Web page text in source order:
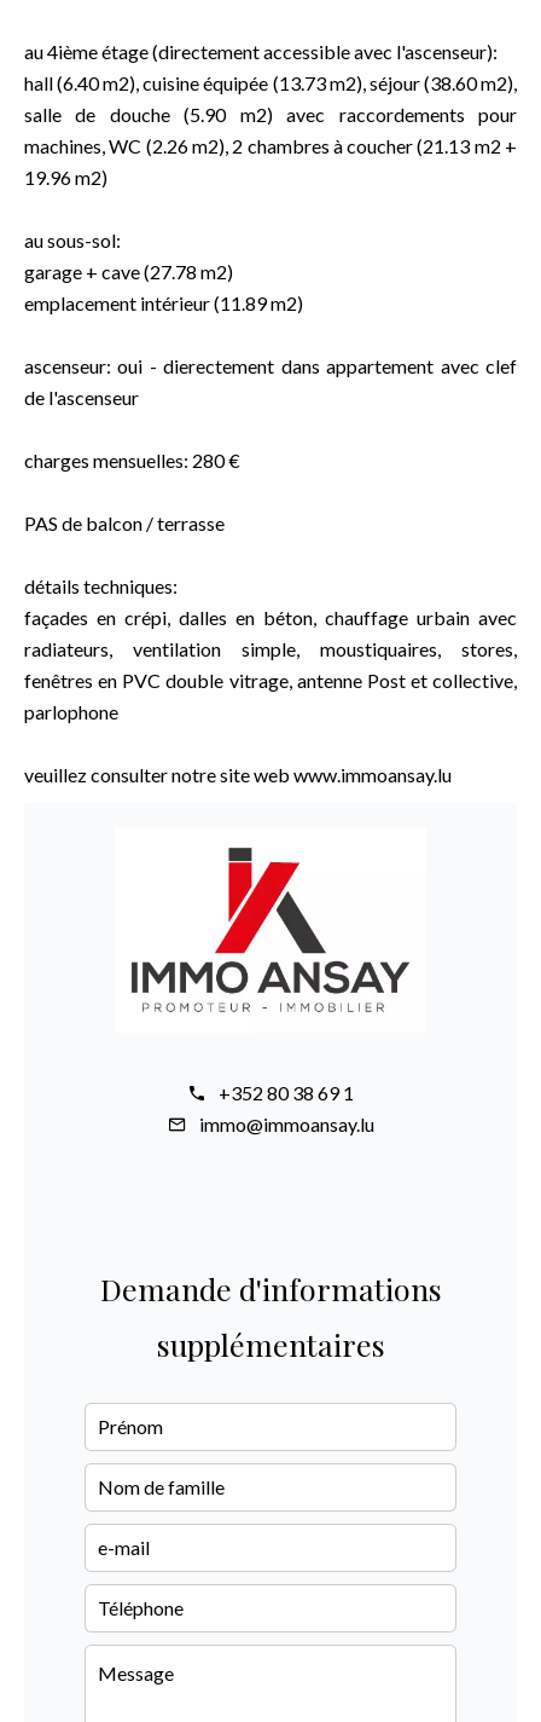
au 4ième étage (directement accessible avec l'ascenseur):
hall (6.40 m2), cuisine équipée (13.73 m2), séjour (38.60 m2),
salle de douche (5.90 m2) avec raccordements pour
machines, WC (2.26 m2), 2 chambres à coucher (21.13 m2 +
19.96 m2)
au sous-sol:
garage + cave (27.78 m2)
emplacement intérieur (11.89 m2)
ascenseur: oui - dierectement dans appartement avec clef
de l'ascenseur
charges mensuelles: 280 €
PAS de balcon / terrasse
détails techniques:
façades en crépi, dalles en béton, chauffage urbain avec
radiateurs, ventilation simple, moustiquaires, stores,
fenêtres en PVC double vitrage, antenne Post et collective,
parlophone
veuillez consulter notre site web www.immoansay.lu
+352 80 38 69 1
immo@immoansay.lu
Demande d'informations
supplémentaires